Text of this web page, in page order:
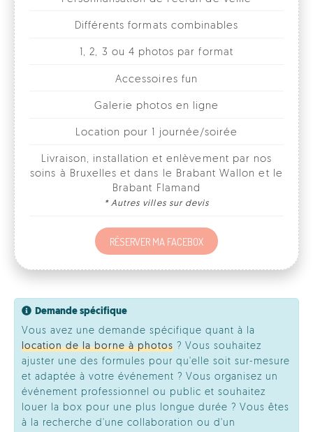
Accessoires fun
Galerie photos en ligne
Location pour 1 journée/soirée
soins à Bruxelles et dans le Brabant Wallon et le
Brabant Flamand
RÉSERVER MA FACEBOX
Demande spécifique
Vous avez une demande spécifique quant à la
location de la borne à photos ? Vous souhaitez
ajuster une des formules pour qu'elle soit sur-mesure
et adaptée à votre événement ? Vous organisez un
événement professionnel ou public et souhaitez
louer la box pour une plus longue durée ? Vous êtes
à la recherche d'une collaboration ou d'un